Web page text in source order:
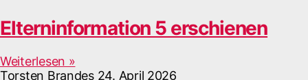
Elterninformation 5 erschienen
Weiterlesen »
Torsten Brandes 24. April 2026